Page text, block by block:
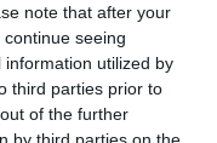
note that after your
seeing
utilized by
third parties prior to
of the further
by third parties on the